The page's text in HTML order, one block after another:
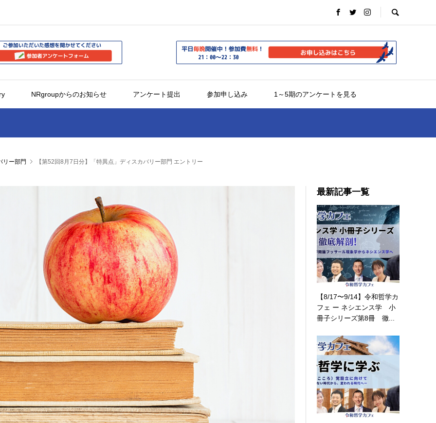
NRgroupからのお知らせ アンケート提出 参加申し込み 1～5期のアンケートを見る
リー部門 【第52回8月7日分】「特異点」ディスカバリー部門 エントリー
最新記事一覧
【8/17〜9/14】令和哲学カ
フェ ー ネシエンス学 小
冊子シリーズ第8冊 徹...